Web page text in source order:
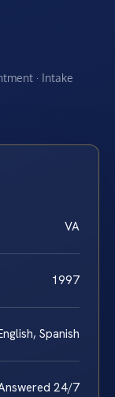
· Intake
VA
1997
Spanish
24/7